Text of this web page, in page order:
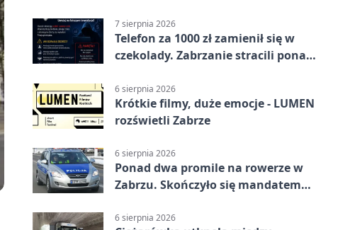
7 sierpnia 2026
Telefon za 1000 zł zamienił się w
czekolady. Zabrzanie stracili ponad
6 sierpnia 2026
Krótkie filmy, duże emocje - LUMEN
rozświetli Zabrze
6 sierpnia 2026
Ponad dwa promile na rowerze w
Zabrzu. Skończyło się mandatem
6 sierpnia 2026